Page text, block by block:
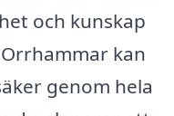
och kunskap
kan
genom hela